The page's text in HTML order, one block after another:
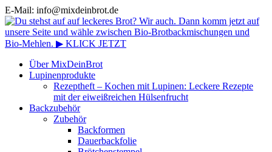
E-Mail: info@mixdeinbrot.de
Über MixDeinBrot
Lupinenprodukte
Rezeptheft – Kochen mit Lupinen: Leckere Rezepte
mit der eiweißreichen Hülsenfrucht
Backzubehör
Zubehör
Backformen
Dauerbackfolie